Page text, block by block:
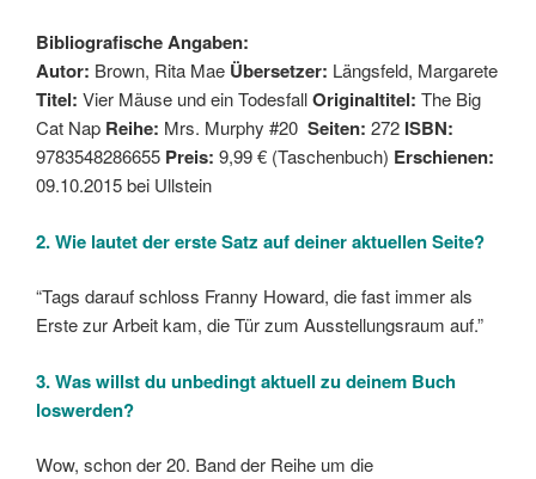
Bibliografische Angaben:
Autor: Brown, Rita Mae Übersetzer: Längsfeld, Margarete
Titel: Vier Mäuse und ein TodesfallOriginaltitel: The Big
Cat Nap Reihe: Mrs. Murphy #20 Seiten: 272 ISBN:
9783548286655 Preis: 9,99 € (Taschenbuch) Erschienen:
09.10.2015 bei Ullstein
2. Wie lautet der erste Satz auf deiner aktuellen Seite?
“Tags darauf schloss Franny Howard, die fast immer als
Erste zur Arbeit kam, die Tür zum Ausstellungsraum auf.”
3. Was willst du unbedingt aktuell zu deinem Buch
loswerden?
Wow, schon der 20. Band der Reihe um die